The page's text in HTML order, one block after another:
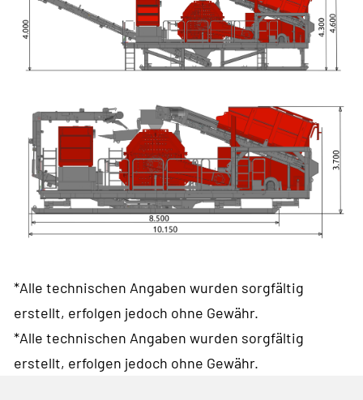
*Alle technischen Angaben wurden sorgfältig
erstellt, erfolgen jedoch ohne Gewähr.
*Alle technischen Angaben wurden sorgfältig
erstellt, erfolgen jedoch ohne Gewähr.